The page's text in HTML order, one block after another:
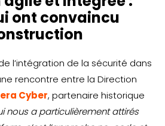
ont convaincu
l’intégration de la sécurité dans
rencontre entre la Direction
Cyber, partenaire historique
nous a particulièrement attirés